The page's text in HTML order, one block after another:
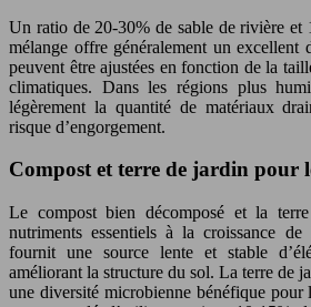
Un ratio de 20-30% de sable de rivière et
mélange offre généralement un excellent
peuvent être ajustées en fonction de la
climatiques. Dans les régions plus
légèrement la quantité de matériaux
risque d’engorgement.
Compost et terre de jardin pour
Le compost bien décomposé et la
nutriments essentiels à la croissance
fournit une source lente et stable
améliorant la structure du sol. La terre de
une diversité microbienne bénéfique pour